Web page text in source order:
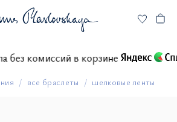
без комиссий в корзине
все браслеты шелковые ленты